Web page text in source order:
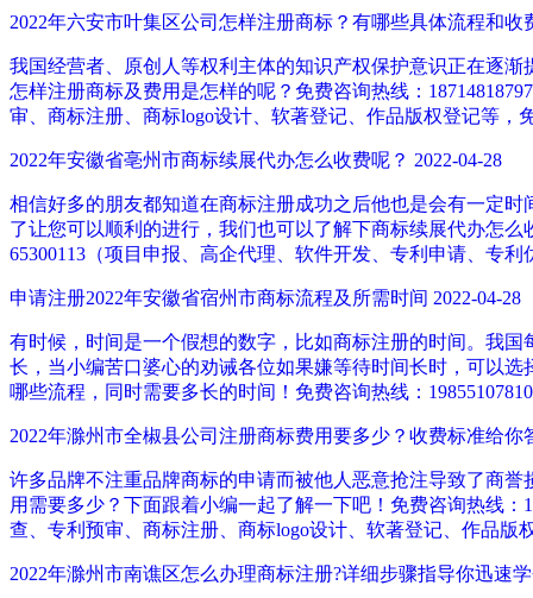
2022年六安市叶集区公司怎样注册商标？有哪些具体流程和收
我国经营者、原创人等权利主体的知识产权保护意识正在逐
怎样注册商标及费用是怎样的呢？免费咨询热线：
审、商标注册、商标logo设计、软著登记、作品版权登记等，
2022年安徽省亳州市商标续展代办怎么收费呢？ 2022-04-28
相信好多的朋友都知道在商标注册成功之后他也是会有一定
了让您可以顺利的进行，我们也可以了解下商标续展代办怎
65300113（项目申报、高企代理、软件开发、专利申请、专利
申请注册2022年安徽省宿州市商标流程及所需时间 2022-04-28
有时候，时间是一个假想的数字，比如商标注册的时间。我
长，当小编苦口婆心的劝诫各位如果嫌等待时间长时，可以
哪些流程，同时需要多长的时间！免费咨询热线：
2022年滁州市全椒县公司注册商标费用要多少？收费标准给你
许多品牌不注重品牌商标的申请而被他人恶意抢注导致了商
用需要多少？下面跟着小编一起了解一下吧！免费咨询热线：
查、专利预审、商标注册、商标logo设计、软著登记、作品版
2022年滁州市南谯区怎么办理商标注册?详细步骤指导你迅速